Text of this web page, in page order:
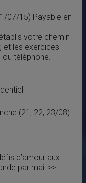
07/15) Payable en
votre chemin
et les exercices
ou téléphone.
(21, 22, 23/08)
d’amour aux
par mail >>